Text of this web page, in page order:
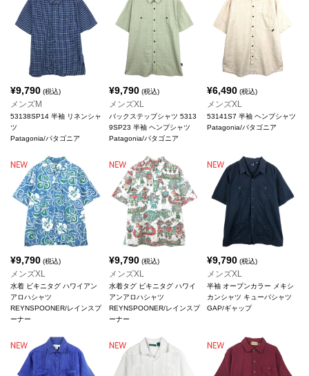
¥9,790 (税込)
メンズM
53138SP14 半袖 リネンシャ
ツ
Patagonia/パタゴニア
¥9,790(税込)
メンズXL
バックステップシャツ 5313
9SP23 半袖 ヘンプシャツ
Patagonia/パタゴニア
¥6,490 (税込)
メンズXL
53141S7 半袖 ヘンプシャツ
Patagonia/パタゴニア
¥9,790 (税込)
メンズXL
水着 ビキニタグ ハワイアン
アロハシャツ
REYNSPOONER/レインスプ
ーナー
¥9,790(税込)
メンズXL
水着タグ ビキニタグ ハワイ
アンアロハシャツ
REYNSPOONER/レインスプ
ーナー
¥9,790 (税込)
メンズXL
半袖 オープンカラー メキシ
カンシャツ キューバシャツ
GAP/ギャップ